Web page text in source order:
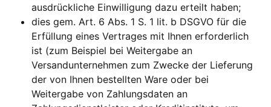
ausdrückliche Einwilligung dazu erteilt haben;
dies gem. Art. 6 Abs. 1 S. 1 lit. b DSGVO für die
Erfüllung eines Vertrages mit Ihnen erforderlich
ist (zum Beispiel bei Weitergabe an
Versandunternehmen zum Zwecke der Lieferung
der von Ihnen bestellten Ware oder bei
Weitergabe von Zahlungsdaten an